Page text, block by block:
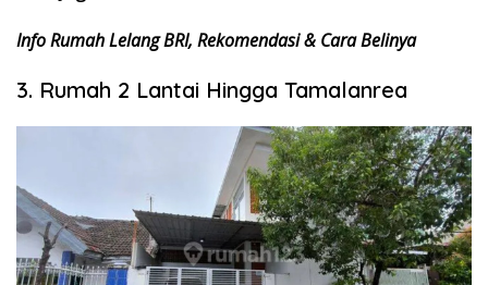
Info Rumah Lelang BRI, Rekomendasi & Cara Belinya
3. Rumah 2 Lantai Hingga Tamalanrea